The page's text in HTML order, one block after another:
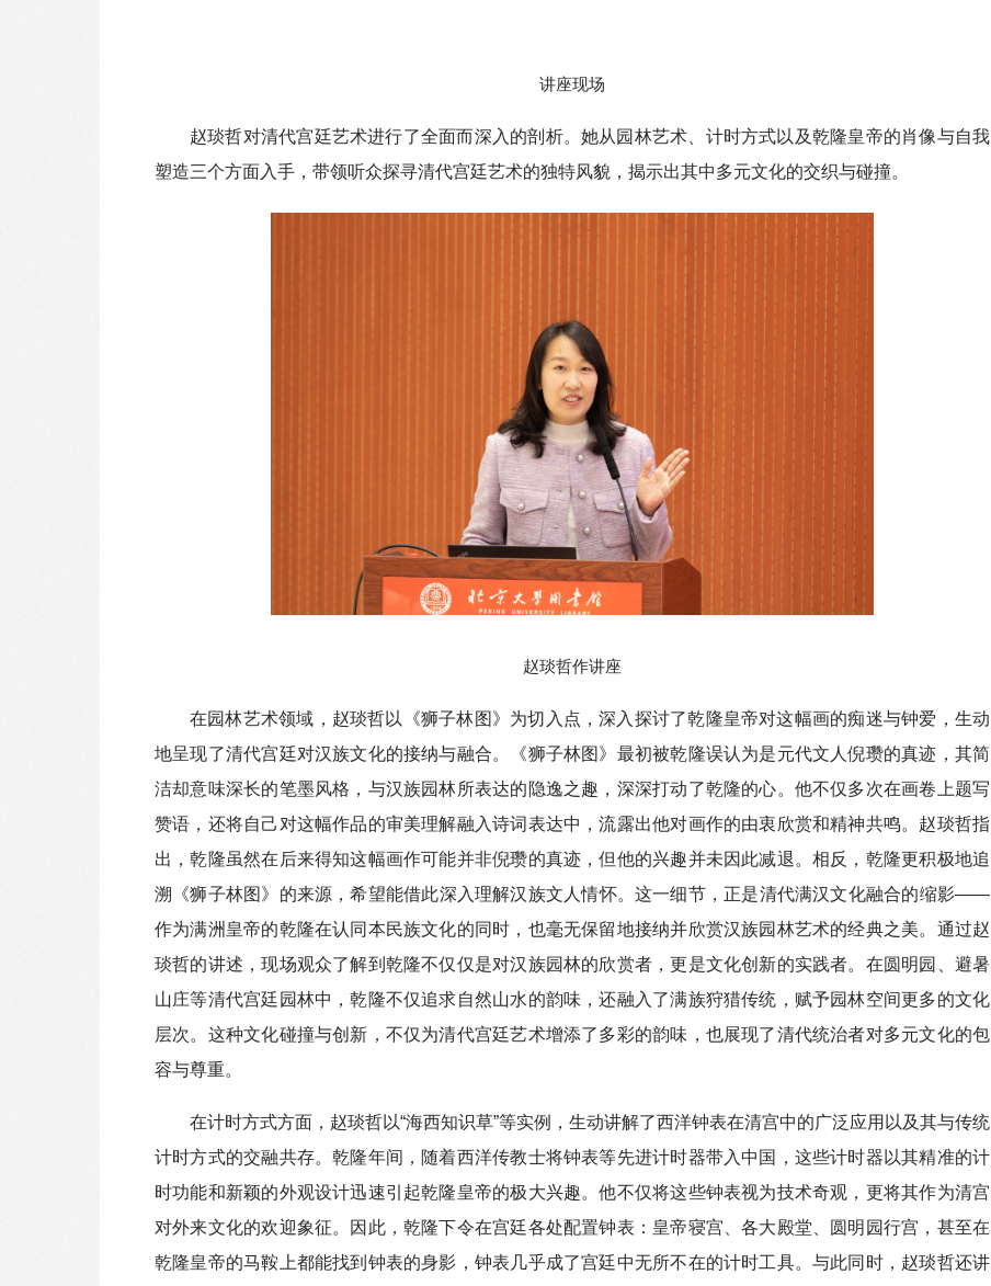
讲座现场
赵琰哲对清代宫廷艺术进行了全面而深入的剖析。她从园林艺术、计时方式以及乾隆皇帝的肖像与自我
塑造三个方面入手，带领听众探寻清代宫廷艺术的独特风貌，揭示出其中多元文化的交织与碰撞。
赵琰哲作讲座
在园林艺术领域，赵琰哲以《狮子林图》为切入点，深入探讨了乾隆皇帝对这幅画的痴迷与钟爱，生动
地呈现了清代宫廷对汉族文化的接纳与融合。《狮子林图》最初被乾隆误认为是元代文人倪瓒的真迹，其简
洁却意味深长的笔墨风格，与汉族园林所表达的隐逸之趣，深深打动了乾隆的心。他不仅多次在画卷上题写
赞语，还将自己对这幅作品的审美理解融入诗词表达中，流露出他对画作的由衷欣赏和精神共鸣。赵琰哲指
出，乾隆虽然在后来得知这幅画作可能并非倪瓒的真迹，但他的兴趣并未因此减退。相反，乾隆更积极地追
溯《狮子林图》的来源，希望能借此深入理解汉族文人情怀。这一细节，正是清代满汉文化融合的缩影——
作为满洲皇帝的乾隆在认同本民族文化的同时，也毫无保留地接纳并欣赏汉族园林艺术的经典之美。通过赵
琰哲的讲述，现场观众了解到乾隆不仅仅是对汉族园林的欣赏者，更是文化创新的实践者。在圆明园、避暑
山庄等清代宫廷园林中，乾隆不仅追求自然山水的韵味，还融入了满族狩猎传统，赋予园林空间更多的文化
层次。这种文化碰撞与创新，不仅为清代宫廷艺术增添了多彩的韵味，也展现了清代统治者对多元文化的包
容与尊重。
在计时方式方面，赵琰哲以“海西知识草”等实例，生动讲解了西洋钟表在清宫中的广泛应用以及其与传统
计时方式的交融共存。乾隆年间，随着西洋传教士将钟表等先进计时器带入中国，这些计时器以其精准的计
时功能和新颖的外观设计迅速引起乾隆皇帝的极大兴趣。他不仅将这些钟表视为技术奇观，更将其作为清宫
对外来文化的欢迎象征。因此，乾隆下令在宫廷各处配置钟表：皇帝寝宫、各大殿堂、圆明园行宫，甚至在
乾隆皇帝的马鞍上都能找到钟表的身影，钟表几乎成了宫廷中无所不在的计时工具。与此同时，赵琰哲还讲